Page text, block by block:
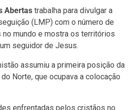
Abertas trabalha para divulgar a
(LMP) com o número de
mundo e mostra os territórios
seguidor de Jesus.
assumiu a primeira posição da
Norte, que ocupava a colocação
enfrentadas pelos cristãos no